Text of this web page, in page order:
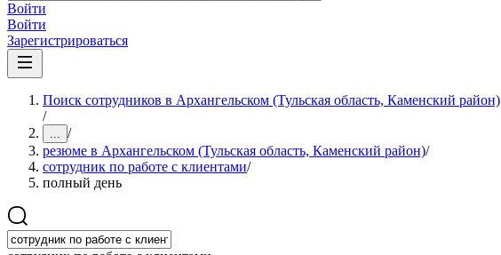
Войти
Войти
Зарегистрироваться
Поиск сотрудников в Архангельском (Тульская область, Каменский район)
/
... /
резюме в Архангельском (Тульская область, Каменский район)/
сотрудник по работе с клиентами/
полный день